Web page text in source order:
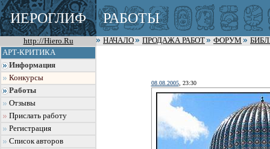
ИЕРОГЛИФ РАБОТЫ
http://Hiero.Ru НАЧАЛО ПРОДАЖА РАБОТ ФОРУМ
АРТ-КРИТИКА
Информация
Конкурсы
Работы
Отзывы
Прислать работу
Регистрация
Список авторов
08.08.2005, 23:30